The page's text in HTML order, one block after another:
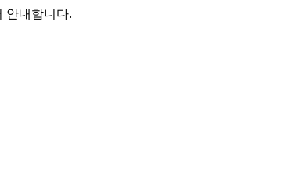
안내합니다.